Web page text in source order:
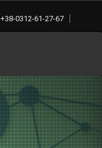
+38-0312-61-27-67